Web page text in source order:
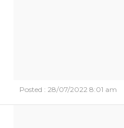
Posted : 28/07/2022 8:01 am